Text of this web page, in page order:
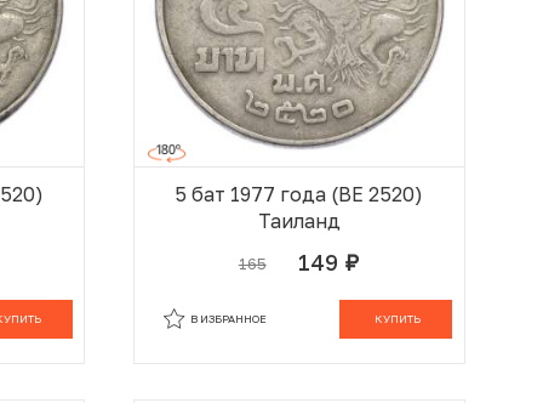
5 бат 1977 года (BE 2520)
Таиланд
165 149 руб.
КУПИТЬ
В ИЗБРАННОЕ